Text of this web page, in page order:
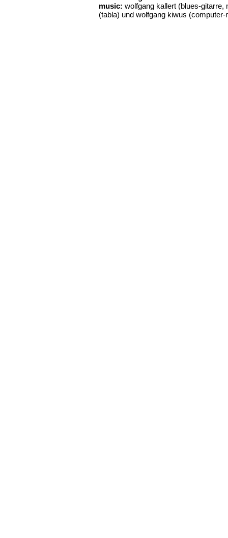
music: wolfgang kallert (blues-
(tabla) und wolfgang kiwus